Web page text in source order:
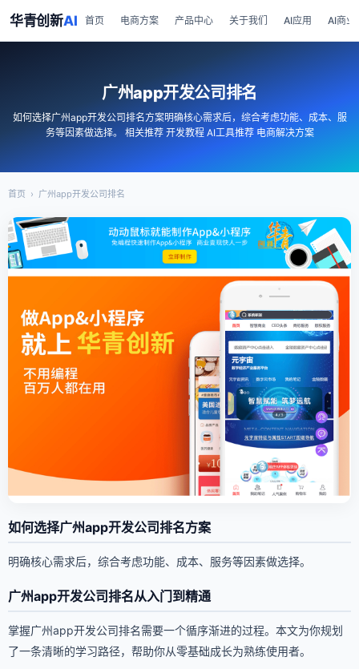
华青创新AI 首页 电商方案 产品中心 关于我们 AI应用 AI商业
广州app开发公司排名
如何选择广州app开发公司排名方案明确核心需求后，综合考虑功能、成本、服
务等因素做选择。 相关推荐 开发教程 AI工具推荐 电商解决方案
首页 › 广州app开发公司排名
如何选择广州app开发公司排名方案
明确核心需求后，综合考虑功能、成本、服务等因素做选择。
广州app开发公司排名从入门到精通
掌握广州app开发公司排名需要一个循序渐进的过程。本文为你规划
了一条清晰的学习路径，帮助你从零基础成长为熟练使用者。